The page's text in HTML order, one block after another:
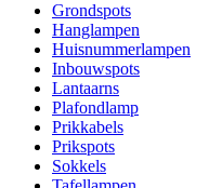
Grondspots
Hanglampen
Huisnummerlampen
Inbouwspots
Lantaarns
Plafondlamp
Prikkabels
Prikspots
Sokkels